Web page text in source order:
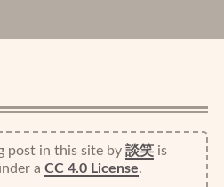
post in this siteby 談笑is
a CC 4.0 License.